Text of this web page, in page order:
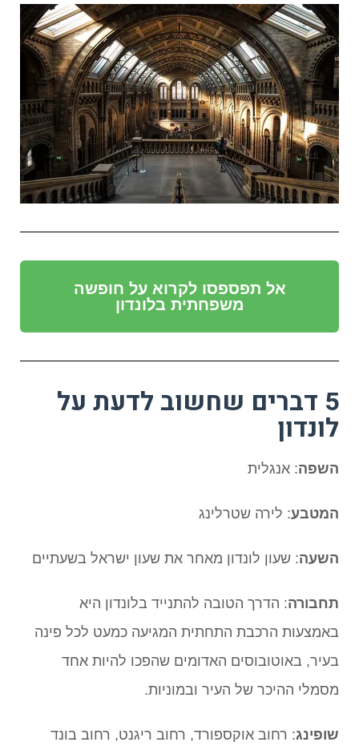
אל תפספסו לקרוא על חופשה
משפחתית בלונדון
5 דברים שחשוב לדעת על
לונדון
השפה: אנגלית
המטבע: לירה שטרלינג
השעה: שעון לונדון מאחר את שעון ישראל בשעתיים
תחבורה: הדרך הטובה להתנייד בלונדון היא
באמצעות הרכבת התחתית המגיעה כמעט לכל פינה
בעיר, באוטובוסים האדומים שהפכו להיות אחד
מסמלי ההיכר של העיר ובמוניות.
שופינג: רחוב אוקספורד, רחוב ריגנט, רחוב בונד